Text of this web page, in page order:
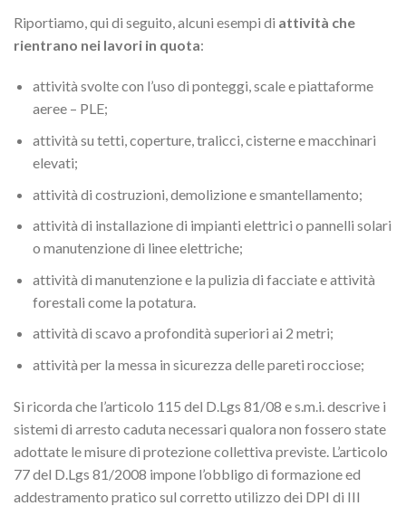
Riportiamo, qui di seguito, alcuni esempi di attività che
rientrano nei lavori in quota:
attività svolte con l’uso di ponteggi, scale e piattaforme
aeree – PLE;
attività su tetti, coperture, tralicci, cisterne e macchinari
elevati;
attività di costruzioni, demolizione e smantellamento;
attività di installazione di impianti elettrici o pannelli solari
o manutenzione di linee elettriche;
attività di manutenzione e la pulizia di facciate e attività
forestali come la potatura.
attività di scavo a profondità superiori ai 2 metri;
attività per la messa in sicurezza delle pareti rocciose;
Si ricorda che l’articolo 115 del D.Lgs 81/08 e s.m.i. descrive i
sistemi di arresto caduta necessari qualora non fossero state
adottate le misure di protezione collettiva previste. L’articolo
77 del D.Lgs 81/2008 impone l’obbligo di formazione ed
addestramento pratico sul corretto utilizzo dei DPI di III